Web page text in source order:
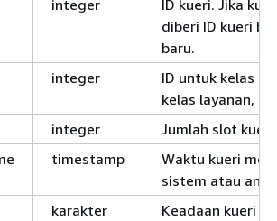
integer
ID kueri. Jika
diberi ID kueri
baru.
integer
ID untuk kelas
kelas layanan,
integer
Jumlah slot kueri
timestamp
Waktu kueri
sistem atau
karakter Keadaan kueri